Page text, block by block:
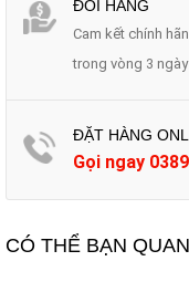
ĐỔI HÀNG
Cam kết chính
trong vòng 3 ngày
ĐẶT HÀNG
Gọi ngay
CÓ THỂ BẠN